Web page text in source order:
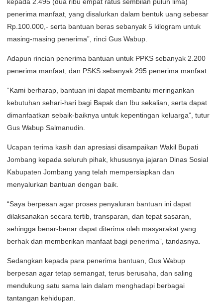
penerima manfaat, yang disalurkan dalam bentuk uang sebesar
Rp.100.000,- serta bantuan beras sebanyak 5 kilogram untuk
masing-masing penerima”, rinci Gus Wabup.
Adapun rincian penerima bantuan untuk PPKS sebanyak 2.200
penerima manfaat, dan PSKS sebanyak 295 penerima manfaat.
“Kami berharap, bantuan ini dapat membantu meringankan
kebutuhan sehari-hari bagi Bapak dan Ibu sekalian, serta dapat
dimanfaatkan sebaik-baiknya untuk kepentingan keluarga”, tutur
Gus Wabup Salmanudin.
Ucapan terima kasih dan apresiasi disampaikan Wakil Bupati
Jombang kepada seluruh pihak, khususnya jajaran Dinas Sosial
Kabupaten Jombang yang telah mempersiapkan dan
menyalurkan bantuan dengan baik.
“Saya berpesan agar proses penyaluran bantuan ini dapat
dilaksanakan secara tertib, transparan, dan tepat sasaran,
sehingga benar-benar dapat diterima oleh masyarakat yang
berhak dan memberikan manfaat bagi penerima”, tandasnya.
Sedangkan kepada para penerima bantuan, Gus Wabup
berpesan agar tetap semangat, terus berusaha, dan saling
mendukung satu sama lain dalam menghadapi berbagai
tantangan kehidupan.